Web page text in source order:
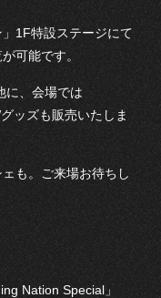
1F特設ステージにて
可能です。
に、会場では
ッズも販売いたしま
も。ご来場お待ちし
Nation Special」